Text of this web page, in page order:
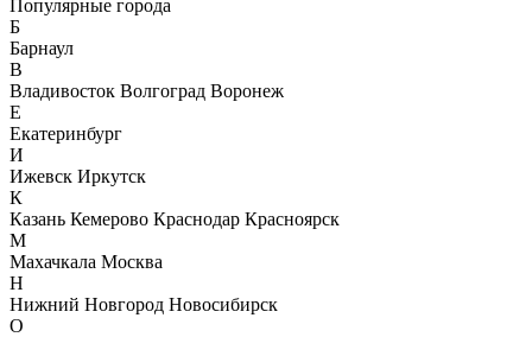
Популярные города
Б
Барнаул
В
Владивосток Волгоград Воронеж
Е
Екатеринбург
И
Ижевск Иркутск
К
Казань Кемерово Краснодар Красноярск
М
Махачкала Москва
Н
Нижний Новгород Новосибирск
О